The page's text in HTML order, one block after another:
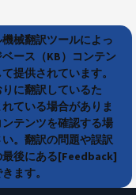
械翻訳ツールによっ
ース（KB）コンテン
提供されています。
に翻訳しているた
ている場合がありま
テンツを確認する場
。翻訳の問題や誤訳
後にある[Feedback]
ます。